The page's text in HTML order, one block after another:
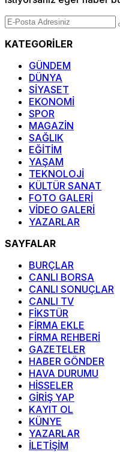
KATEGORİLER
GÜNDEM
DÜNYA
SİYASET
EKONOMİ
SPOR
MAGAZİN
SAĞLIK
EĞİTİM
YAŞAM
TEKNOLOJİ
KÜLTÜR SANAT
FOTO GALERİ
VİDEO GALERİ
YAZARLAR
SAYFALAR
BURÇLAR
CANLI BORSA
CANLI SONUÇLAR
CANLI TV
FİKSTÜR
FİRMA EKLE
FİRMA REHBERİ
GAZETELER
HABER GÖNDER
HAVA DURUMU
HİSSELER
GİRİŞ YAP
KAYIT OL
KÜNYE
YAZARLAR
İLETİŞİM